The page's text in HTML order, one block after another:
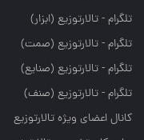
تلگرام - تالارتوزيع (ابزار)
تلگرام - تالارتوزيع (صمت)
تلگرام - تالارتوزيع (صنايع)
تلگرام - تالارتوزیع (صنف)
کانال اعضای ویژه تالارتوزیع